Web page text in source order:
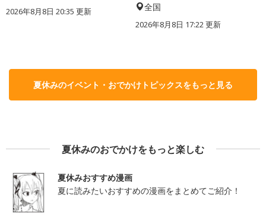
2026年8月8日 20:35 更新 全国
2026年8月8日 17:22更新
夏休みのイベント・おでかけトピックスをもっと見る
夏休みのおでかけをもっと楽しむ
夏休みおすすめ漫画
夏に読みたいおすすめの漫画をまとめてご紹介！